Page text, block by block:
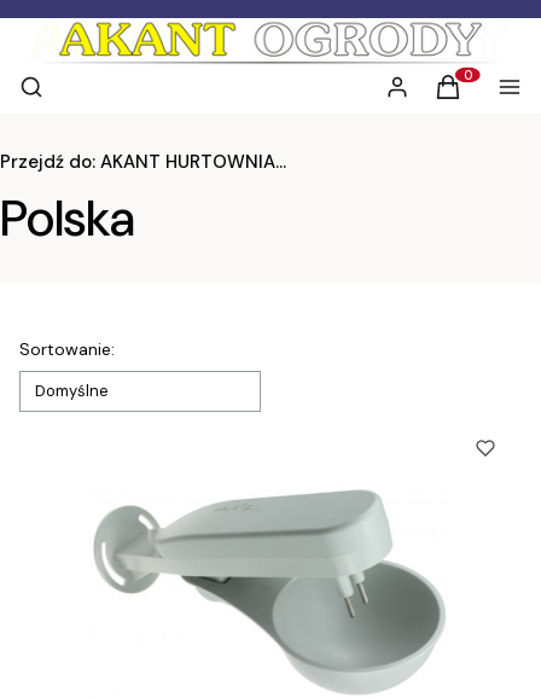
Otwórz wyszukiwarkę
Szukaj Zaloguj sięProdukty w
Koszyk
Przejdź do: AKANT HURTOWNIA Nawadnianie Ogrodów RAIN BIRD - HUNTER
Polska
Lista produktów
Sortowanie:
Domyślne